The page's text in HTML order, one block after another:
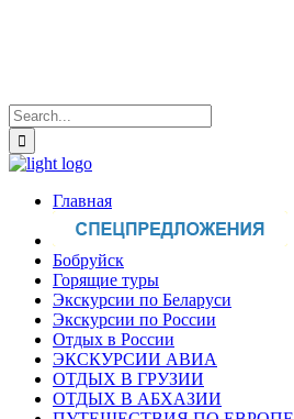
Главная
Бобруйск
Горящие туры
Экскурсии по Беларуси
Экскурсии по России
Отдых в России
ЭКСКУРСИИ АВИА
ОТДЫХ В ГРУЗИИ
ОТДЫХ В АБХАЗИИ